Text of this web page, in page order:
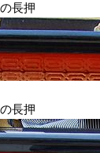
長押
長押